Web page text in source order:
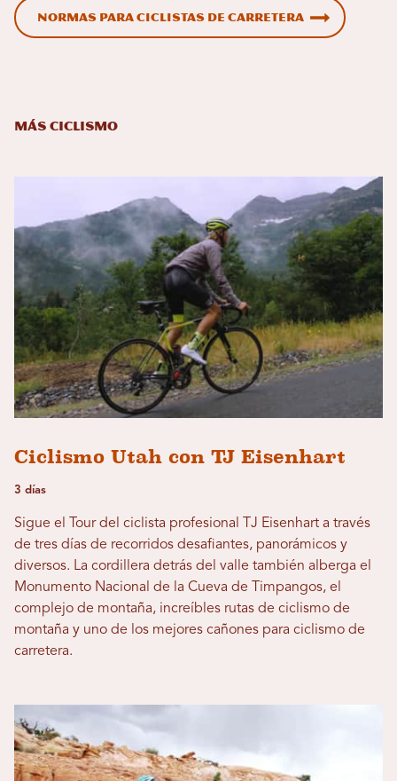
Normas para ciclistas de carretera
Más ciclismo
Ciclismo Utah con TJ Eisenhart
3 días
Sigue el Tour del ciclista profesional TJ Eisenhart a través
de tres días de recorridos desafiantes, panorámicos y
diversos. La cordillera detrás del valle también alberga el
Monumento Nacional de la Cueva de Timpangos, el
complejo de montaña, increíbles rutas de ciclismo de
montaña y uno de los mejores cañones para ciclismo de
carretera.